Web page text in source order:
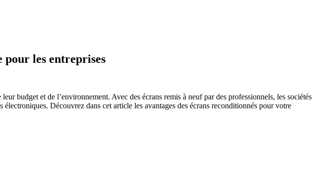
pour les entreprises
budget et de l’environnement. Avec des écrans remis à neuf par des professionnels, les sociétés
Découvrez dans cet article les avantages des écrans reconditionnés pour votre